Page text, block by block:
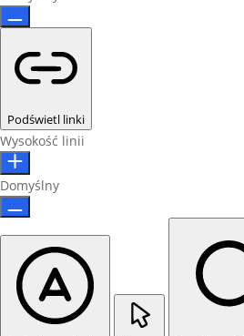
Podświetl linki
Wysokość linii
Domyślny